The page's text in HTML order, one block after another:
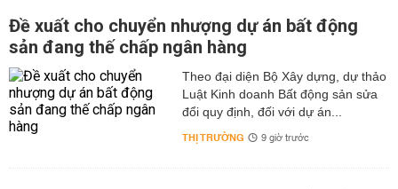
Đề xuất cho chuyển nhượng dự án bất động
sản đang thế chấp ngân hàng
Theo đại diện Bộ Xây dựng, dự thảo
Luật Kinh doanh Bất động sản sửa
đổi quy định, đối với dự án...
THỊ TRƯỜNG 9 giờ trước